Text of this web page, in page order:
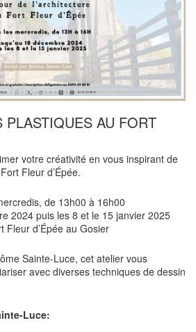
PLASTIQUES AU FORT
votre créativité en vous inspirant de
Fleur d’Épée.
de 13h00 à 16h00
2024 puis les 8 et le 15 janvier 2025
Fleur d’Épée au Gosier
Sainte-Luce, cet atelier vous
avec diverses techniques de dessin
Luce: